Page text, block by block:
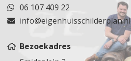
06 107 409 22
info@eigenhuisschilderplan.nl
Bezoekadres